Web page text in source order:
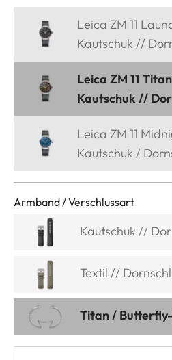
Leica ZM 11
Kautschuk //
Leica ZM 11
Kautschuk //
Leica ZM 11
Kautschuk /
Armband / Verschlussart
Kautschuk //
Textil //
Titan /